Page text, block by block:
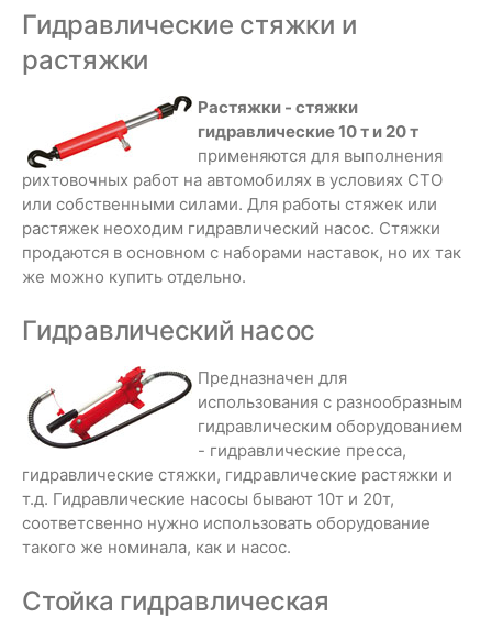
Гидравлические стяжки и
растяжки
Растяжки - стяжки
гидравлические 10 т и 20 т
применяются для выполнения
рихтовочных работ на автомобилях в условиях СТО
или собственными силами. Для работы стяжек или
растяжек неоходим гидравлический насос. Стяжки
продаются в основном с наборами наставок, но их так
же можно купить отдельно.
Гидравлический насос
Предназначен для
использования с разнообразным
гидравлическим оборудованием
- гидравлические пресса,
гидравлические стяжки, гидравлические растяжки и
т.д. Гидравлические насосы бывают 10т и 20т,
соответсвенно нужно использовать оборудование
такого же номинала, как и насос.
Стойка гидравлическая